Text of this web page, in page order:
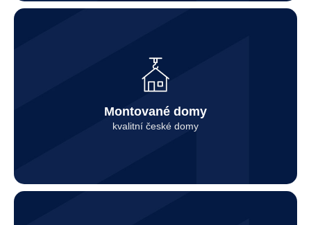
Montované domy
kvalitní české domy